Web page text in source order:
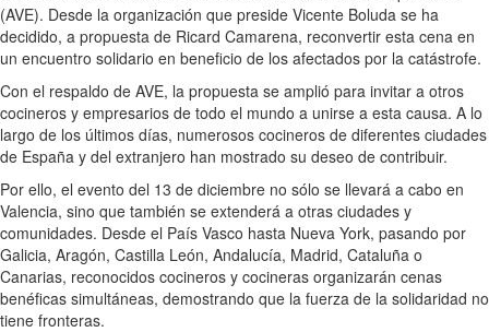
(AVE). Desde la organización que preside Vicente Boluda se ha
decidido, a propuesta de Ricard Camarena, reconvertir esta cena en
un encuentro solidario en beneficio de los afectados por la catástrofe.
Con el respaldo de AVE, la propuesta se amplió para invitar a otros
cocineros y empresarios de todo el mundo a unirse a esta causa. A lo
largo de los últimos días, numerosos cocineros de diferentes ciudades
de España y del extranjero han mostrado su deseo de contribuir.
Por ello, el evento del 13 de diciembre no sólo se llevará a cabo en
Valencia, sino que también se extenderá a otras ciudades y
comunidades. Desde el País Vasco hasta Nueva York, pasando por
Galicia, Aragón, Castilla León, Andalucía, Madrid, Cataluña o
Canarias, reconocidos cocineros y cocineras organizarán cenas
benéficas simultáneas, demostrando que la fuerza de la solidaridad no
tiene fronteras.